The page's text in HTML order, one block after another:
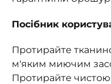
Посібник
Протирайте
м'яким миючим
Протирайте